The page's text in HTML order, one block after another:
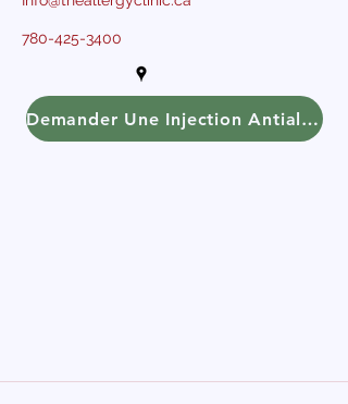
Demander Une Injection Antiallergique
780-425-3400